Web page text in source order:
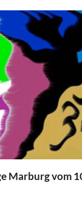
Marburg vom